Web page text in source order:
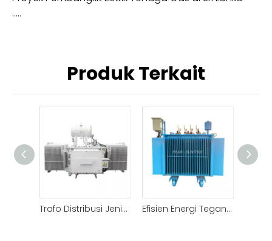
…..
Produk Terkait
Trafo Distribusi Jenis Minyak ONAN 2500kVA untuk Aplikasi Komersial dan Industri Efisien Energi Tegangan Tinggi 1600kVA Transformator Distribusi Minyak Sayuran